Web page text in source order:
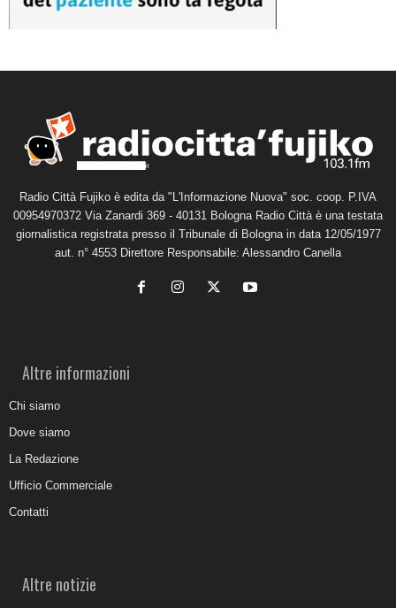
Radio Città Fujiko è edita da "L'Informazione Nuova" soc. coop. P.IVA
00954970372 Via Zanardi 369 - 40131 Bologna Radio Città è una testata
giornalistica registrata presso il Tribunale di Bologna in data 12/05/1977
aut. n° 4553 Direttore Responsabile: Alessandro Canella
Altre informazioni
Chi siamo
Dove siamo
La Redazione
Ufficio Commerciale
Contatti
Altre notizie